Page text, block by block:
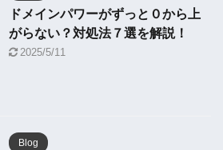
ドメインパワーがずっと０から上
がらない？対処法７選を解説！
2025/5/11
Blog